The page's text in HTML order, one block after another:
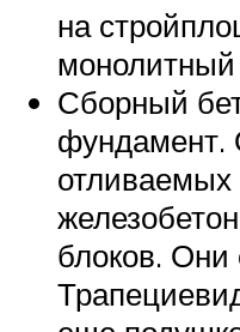
на
Сборный
фундамент.
отливаемых
блоков. Они